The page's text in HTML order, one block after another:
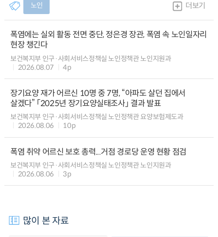
노인 더보기
폭염에는 실외 활동 전면 중단, 정은경 장관, 폭염 속 노인일자리
현장 챙긴다
보건복지부 인구·사회서비스정책실 노인정책관 노인지원과
2026.08.07
4p
장기요양 재가 어르신 10명 중 7명, “아파도 살던 집에서
살겠다” 「2025년 장기요양실태조사」 결과 발표
보건복지부 인구·사회서비스정책실 노인정책관 요양보험제도과
2026.08.06
10p
폭염 취약 어르신 보호 총력...거점 경로당 운영 현황 점검
보건복지부 인구·사회서비스정책실 노인정책관 노인지원과
2026.08.06
3p
많이 본 자료